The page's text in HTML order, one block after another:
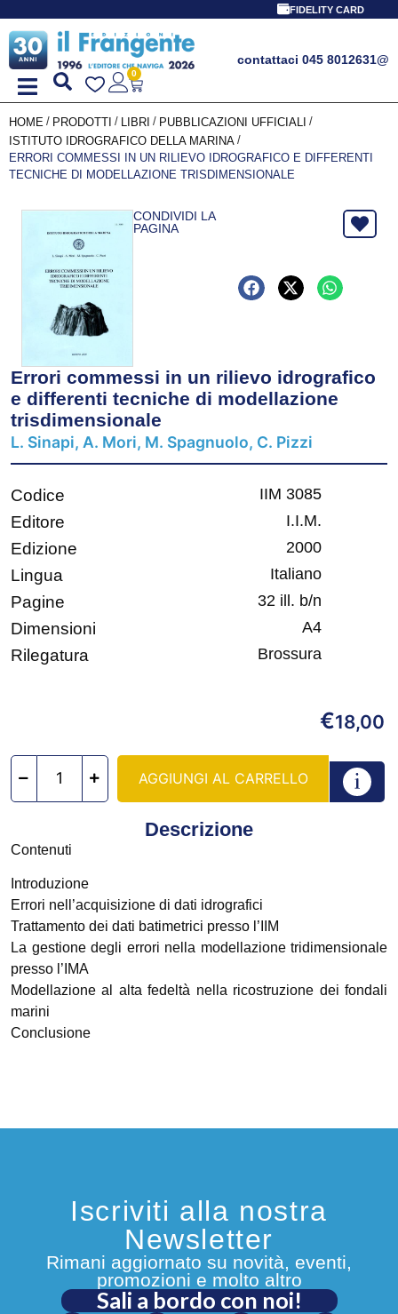
FIDELITY CARD
contattaci 045 8012631@
0
HOME / PRODOTTI / LIBRI / PUBBLICAZIONI UFFICIALI
/
ISTITUTO IDROGRAFICO DELLA MARINA /
ERRORI COMMESSI IN UN RILIEVO IDROGRAFICO E DIFFERENTI
TECNICHE DI MODELLAZIONE TRISDIMENSIONALE
CONDIVIDI LA
PAGINA
Errori commessi in un rilievo idrografico
e differenti tecniche di modellazione
trisdimensionale
L. Sinapi, A. Mori, M. Spagnuolo, C. Pizzi
Codice IIM 3085
Editore I.I.M.
Edizione 2000
Lingua Italiano
Pagine 32 ill. b/n
Dimensioni A4
Rilegatura Brossura
€18,00
AGGIUNGI AL CARRELLO
Descrizione
Contenuti
Introduzione
Errori nell’acquisizione di dati idrografici
Trattamento dei dati batimetrici presso l’IIM
La gestione degli errori nella modellazione tridimensionale
presso l’IMA
Modellazione al alta fedeltà nella ricostruzione dei fondali
marini
Conclusione
Iscriviti alla nostra
Newsletter
Rimani aggiornato su novità, eventi,
promozioni e molto altro
Sali a bordo con noi!